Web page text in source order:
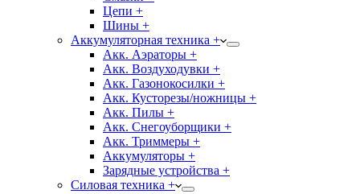
Цепи +
Шины +
Аккумуляторная техника +
Акк. Аэраторы +
Акк. Воздуходувки +
Акк. Газонокосилки +
Акк. Кусторезы/ножницы +
Акк. Пилы +
Акк. Снегоуборщики +
Акк. Триммеры +
Аккумуляторы +
Зарядные устройства +
Силовая техника +